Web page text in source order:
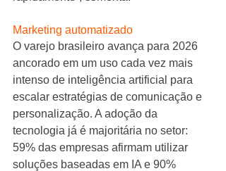
Marketing automatizado
O varejo brasileiro avança para 2026
ancorado em um uso cada vez mais
intenso de inteligência artificial para
escalar estratégias de comunicação e
personalização. A adoção da
tecnologia já é majoritária no setor:
59% das empresas afirmam utilizar
soluções baseadas em IA e 90%